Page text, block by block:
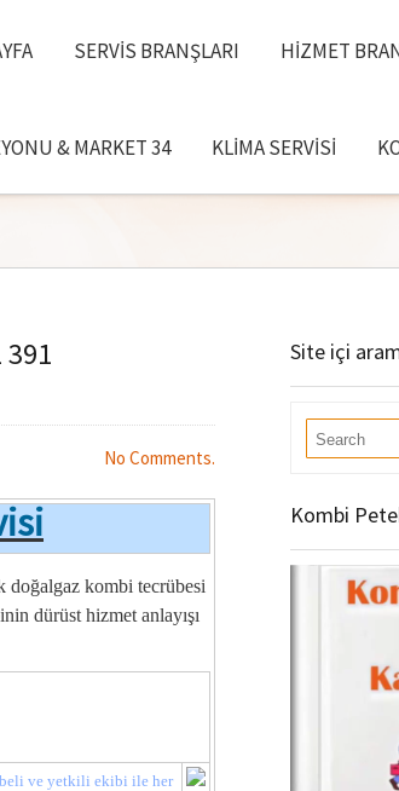
SERVIS BRANŞLARI HIZMET
& MARKET 34 KLIMA SERVISI
No Comments.
kombi tecrübesi
dürüst hizmet anlayışı
ve yetkili ekibi ile her
Site içi
Kombi
oynatıcı